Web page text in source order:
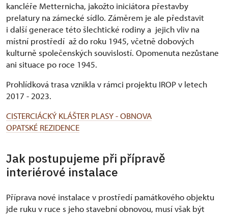
kancléře Metternicha, jakožto iniciátora přestavby
prelatury na zámecké sídlo. Záměrem je ale představit
i další generace této šlechtické rodiny a jejich vliv na
místní prostředí až do roku 1945, včetně dobových
kulturně společenských souvislostí. Opomenuta nezůstane
ani situace po roce 1945.
Prohlídková trasa vznikla v rámci projektu IROP v letech
2017 - 2023.
CISTERCIÁCKÝ KLÁŠTER PLASY - OBNOVA
OPATSKÉ REZIDENCE
Jak postupujeme při přípravě
interiérové instalace
Příprava nové instalace v prostředí památkového objektu
jde ruku v ruce s jeho stavební obnovou, musí však být